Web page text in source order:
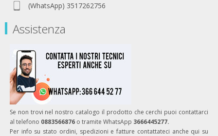
(WhatsApp) 3517262756
Assistenza
Se non trovi nel nostro catalogo il prodotto che cerchi puoi contattarci
al telefono 0883566876 o tramite WhatsApp 3666445277.
Per info su stato ordini, spedizioni e fatture contattateci anche qui su